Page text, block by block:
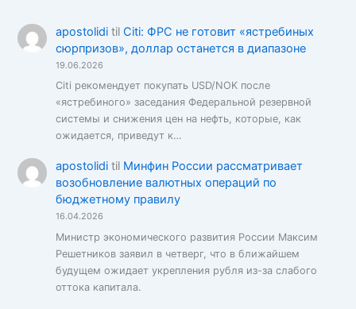
apostoliditil Citi: ФРС не готовит «ястребиных
сюрпризов», доллар останется в диапазоне
19.06.2026
Citi рекомендует покупать USD/NOK после
«ястребиного» заседания Федеральной резервной
системы и снижения цен на нефть, которые, как
ожидается, приведут к…
apostoliditil Минфин России рассматривает
возобновление валютных операций по
бюджетному правилу
16.04.2026
Министр экономического развития России Максим
Решетников заявил в четверг, что в ближайшем
будущем ожидает укрепления рубля из-за слабого
оттока капитала.